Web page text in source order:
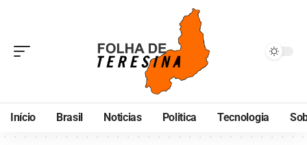
Início Brasil Noticias Politica Tecnologia